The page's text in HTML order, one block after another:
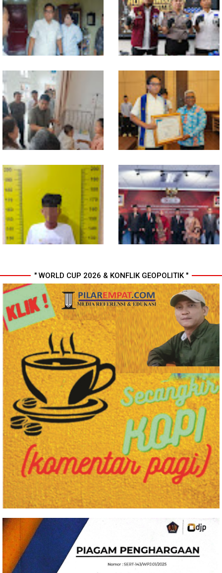
Daftarkan Organisasi ke
Kesbangpol, Langkah Awal
Perkuat Profesionalisme
Media Online
Bobby Nasution Berkantor di
Nias
Walikota Medan Nonaktifkan
Lurah Aur, Rico Waas : Tak Ada
Toleransi bagi Penyalahgunaan
Wewenang
Bahan dari Kamboja, Polda
Sumut Bongkar Home Industri
Vape Mengandung Etomidate
Gubsu Bobby Pastikan Pasien
Rujukan dari Nias Tak
Terkendala Biaya Perjalanan
dan Rumah Singgah di Medan
Wali Kota Medan Dikukuhkan
Jadi Duta Penggerak Ayah
Teladan, Rico Waas: Jabatan
Tertinggi Pria Dalam Keluarga
Polresta Deli Serdang Bekuk
Dua orang Pengedar Narkoba
di Pagar Merbau
Perkuat Kinerja Organisasi dan
Pengembangan Karier, OJK
Lantik Pejabat Baru
" WORLD CUP 2026 & KONFLIK GEOPOLITIK "